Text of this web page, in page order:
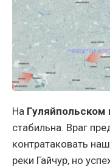
На Гуляйпольском
стабильна. Враг
контратаковать
реки Гайчур, но